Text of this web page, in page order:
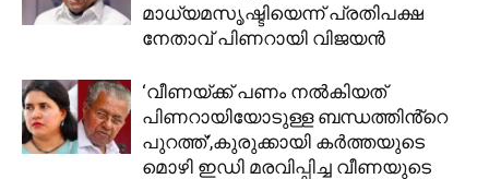
മാധ്യമസൃഷ്ടിയെന്ന് പ്രതിപക്ഷ
നേതാവ് പിണറായി വിജയന്‍
‘വീണയ്ക്ക് പണം നൽകിയത്
പിണറായിയോടുള്ള ബന്ധത്തിൻ്റെ
പുറത്ത്’,കുരുക്കായി കർത്തയുടെ
മൊഴി ഇഡി മരവിപ്പിച്ച വീണയുടെ